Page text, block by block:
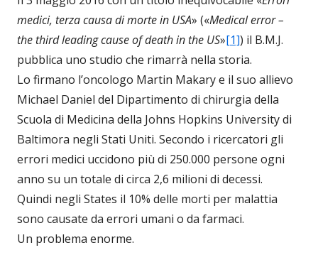
medici, terza causa di morte in USA» («Medical error –
the third leading cause of death in the US»[1]) il B.M.J.
pubblica uno studio che rimarrà nella storia.
Lo firmano l’oncologo Martin Makary e il suo allievo
Michael Daniel del Dipartimento di chirurgia della
Scuola di Medicina della Johns Hopkins University di
Baltimora negli Stati Uniti. Secondo i ricercatori gli
errori medici uccidono più di 250.000 persone ogni
anno su un totale di circa 2,6 milioni di decessi.
Quindi negli States il 10% delle morti per malattia
sono causate da errori umani o da farmaci.
Un problema enorme.